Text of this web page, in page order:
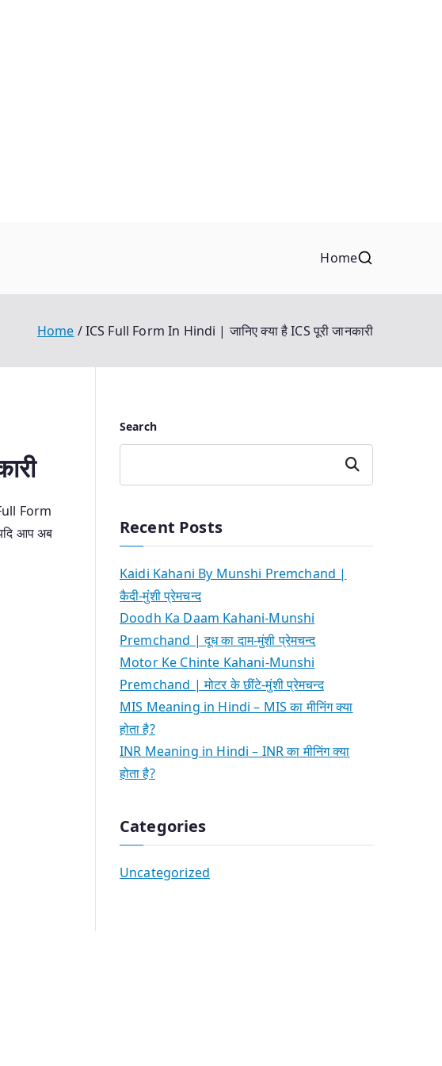
Home
Home ICS Full Form In Hindi | जानिए क्या है ICS पूरी जानकारी
Form
आप अब
Search
Search
Recent Posts
Kaidi Kahani By Munshi Premchand |
कैदी-मुंशी प्रेमचन्द
Doodh Ka Daam Kahani-Munshi
Premchand | दूध का दाम-मुंशी प्रेमचन्द
Motor Ke Chinte Kahani-Munshi
Premchand | मोटर के छींटे-मुंशी प्रेमचन्द
MIS Meaning in Hindi – MIS का मीनिंग क्या
होता है?
INR Meaning in Hindi – INR का मीनिंग क्या
होता है?
Categories
Uncategorized